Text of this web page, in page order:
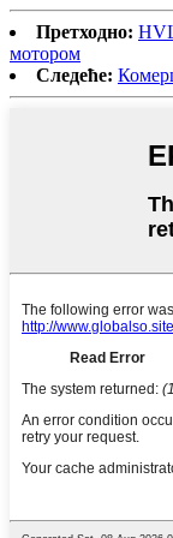
Претходно:
мотором
Следеће: